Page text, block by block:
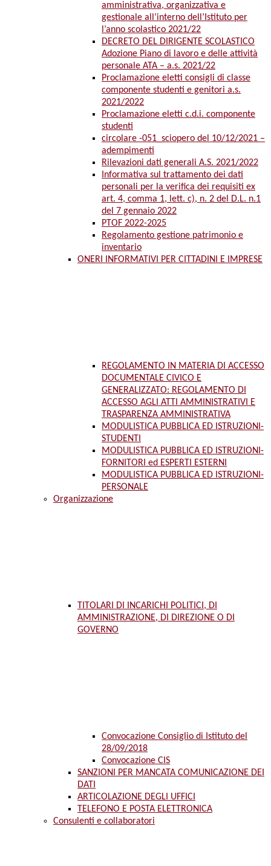
amministrativa, organizzativa e
gestionale all’interno dell’Istituto per
l’anno scolastico 2021/22
DECRETO DEL DIRIGENTE SCOLASTICO
Adozione Piano di lavoro e delle attività
personale ATA – a.s. 2021/22
Proclamazione eletti consigli di classe
componente studenti e genitori a.s.
2021/2022
Proclamazione eletti c.d.i. componente
studenti
circolare -051_sciopero del 10/12/2021 –
adempimenti
Rilevazioni dati generali A.S. 2021/2022
Informativa sul trattamento dei dati
personali per la verifica dei requisiti ex
art. 4, comma 1, lett. c), n. 2 del D.L. n.1
del 7 gennaio 2022
PTOF 2022-2025
Regolamento gestione patrimonio e
inventario
ONERI INFORMATIVI PER CITTADINI E IMPRESE
REGOLAMENTO IN MATERIA DI ACCESSO
DOCUMENTALE CIVICO E
GENERALIZZATO: REGOLAMENTO DI
ACCESSO AGLI ATTI AMMINISTRATIVI E
TRASPARENZA AMMINISTRATIVA
MODULISTICA PUBBLICA ED ISTRUZIONI-
STUDENTI
MODULISTICA PUBBLICA ED ISTRUZIONI-
FORNITORI ed ESPERTI ESTERNI
MODULISTICA PUBBLICA ED ISTRUZIONI-
PERSONALE
Organizzazione
TITOLARI DI INCARICHI POLITICI, DI
AMMINISTRAZIONE, DI DIREZIONE O DI
GOVERNO
Convocazione Consiglio di Istituto del
28/09/2018
Convocazione CIS
SANZIONI PER MANCATA COMUNICAZIONE DEI
DATI
ARTICOLAZIONE DEGLI UFFICI
TELEFONO E POSTA ELETTRONICA
Consulenti e collaboratori